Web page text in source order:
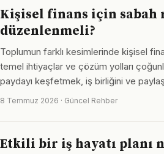
Kişisel finans için sabah
düzenlenmeli?
Toplumun farklı kesimlerinde kişisel
temel ihtiyaçlar ve çözüm yolları
paydayı keşfetmek, iş birliğini ve
8 Temmuz 2026 · Güncel Rehber
Etkili bir iş hayatı planı